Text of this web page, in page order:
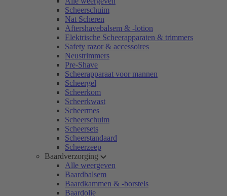
Scheerschuim
Nat Scheren
Aftershavebalsem & -lotion
Elektrische Scheerapparaten & trimmers
Safety razor & accessoires
Neustrimmers
Pre-Shave
Scheerapparaat voor mannen
Scheergel
Scheerkom
Scheerkwast
Scheermes
Scheerschuim
Scheersets
Scheerstandaard
Scheerzeep
Baardverzorging
Alle weergeven
Baardbalsem
Baardkammen & -borstels
Baardolie